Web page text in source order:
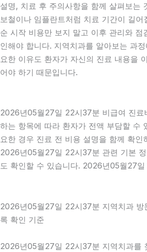
설명, 치료 후 주의사항을 함께 살펴보는
보철이나 임플란트처럼 치료 기간이 길
순 시작 비용만 보지 말고 이후 관리와 점
인해야 합니다. 지역치과를 알아보는 과
요한 이유도 환자가 자신의 진료 내용을
어야 하기 때문입니다.
2026년05월27일 22시37분 비급여 진료
하는 항목에 따라 환자가 전액 부담할 수
요한 경우 진료 전 비용 설명을 함께 확인
2026년05월27일 22시37분 관련 기본
도 확인할 수 있습니다. 2026년05월27
2026년05월27일 22시37분 지역치과 방
록 확인 기준
2026년05월27일 22시37분 지역치과를